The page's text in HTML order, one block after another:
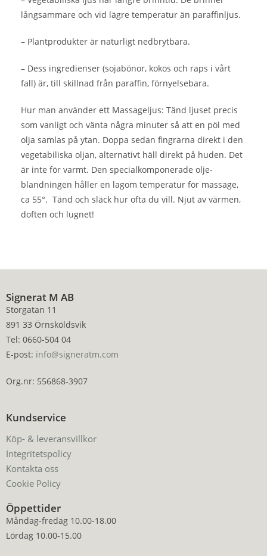
långsammare och vid lägre temperatur än paraffinljus.
– Plantprodukter är naturligt nedbrytbara.
– Dess ingredienser (sojabönor, kokos och raps i vårt
fall) är, till skillnad från paraffin, förnyelsebara.
Hur man använder ett Massageljus: Tänd ljuset precis
som vanligt och vänta några minuter så att en pöl med
olja samlas på ytan. Doppa sedan fingrarna direkt i den
vegetabiliska oljan, alternativt häll direkt på huden. Det
är inte för varmt. Den specialkomponerade olje-
blandningen håller en lagom temperatur för massage,
ca 55°. Tänd och släck hur ofta du vill. Njut av värmen,
doften och lugnet!
Signerat M AB
Storgatan 11
891 33 Örnsköldsvik
Tel: 0660-504 04
E-post: info@signeratm.com
Org.nr: 556868-3907
Kundservice
Köp- & leveransvillkor
Integritetspolicy
Kontakta oss
Cookie Policy
Öppettider
Måndag-fredag 10.00-18.00
Lördag 10.00-15.00